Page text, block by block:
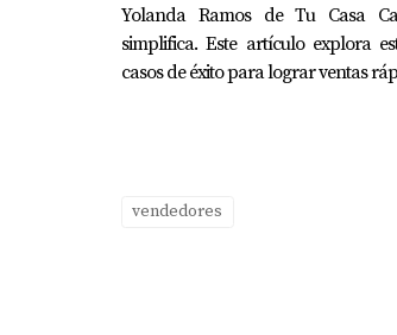
Yolanda Ramos de Tu Casa
simplifica. Este artículo explora
casos de éxito para lograr ventas
vendedores